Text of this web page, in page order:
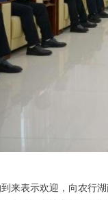
来表示欢迎，向农行